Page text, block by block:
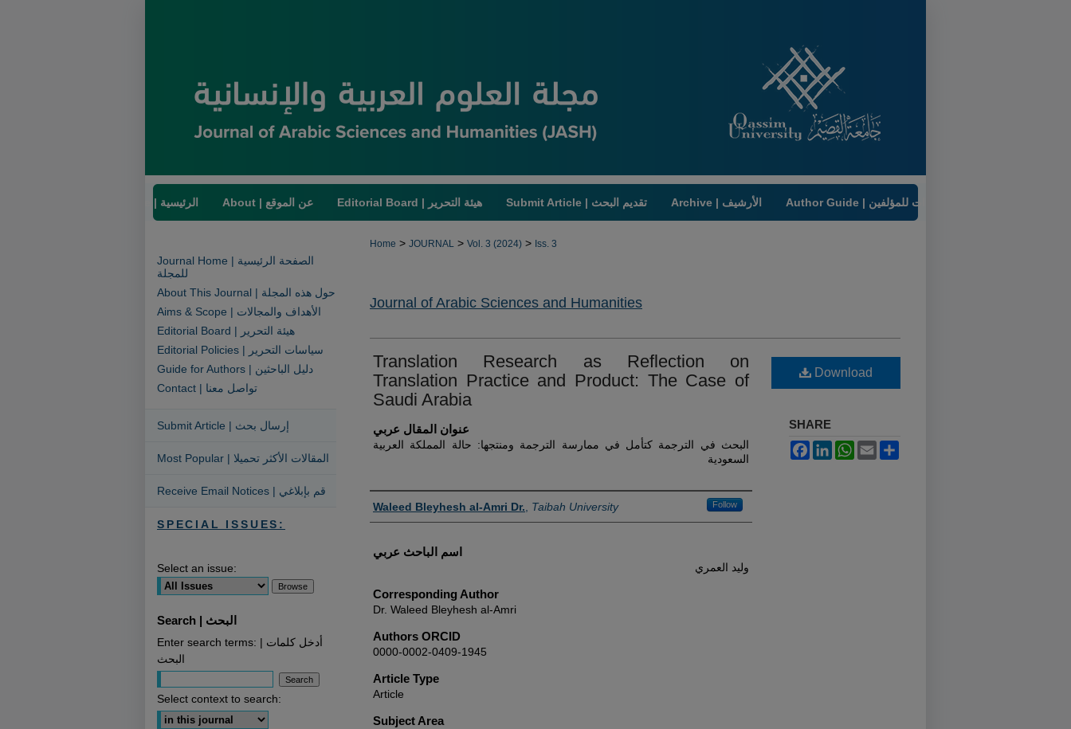
Home | الرئيسية About | عن الموقع Editorial Board | هيئة التحرير Submit Article | تقديم البحث Archive | الأرشيف Author Guide | إرشادات للمؤلفين
Home > JOURNAL > Vol. 3 (2024) > Iss. 3
Journal of Arabic Sciences and Humanities
Translation Research as Reflection on
Translation Practice and Product: The Case of
Saudi Arabia
عنوان المقال عربي
البحث في الترجمة كتأمل في ممارسة الترجمة ومنتجها: حالة المملكة العربية
السعودية
Authors
Waleed Bleyhesh al-Amri Dr., Taibah University Follow
اسم الباحث عربي
وليد العمري
Corresponding Author
Dr. Waleed Bleyhesh al-Amri
Authors ORCID
0000-0002-0409-1945
Article Type
Article
Subject Area
Download
SHARE
FacebookLinkedInWhatsApp
Email
Journal Home | الصفحة الرئيسية
للمجلة
About This Journal | حول هذه المجلة
Aims & Scope | الأهداف والمجالات
Editorial Board | هيئة التحرير
Editorial Policies | سياسات التحرير
Guide for Authors | دليل الباحثين
Contact | تواصل معنا
Submit Article | إرسال بحث
Most Popular | المقالات الأكثر تحميلا
Receive Email Notices | قم بإبلاغي
SPECIAL ISSUES:
Select an issue:
Search | البحث
Enter search terms: | أدخل كلمات
البحث
Select context to search: